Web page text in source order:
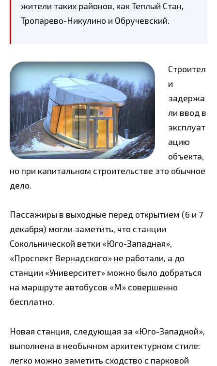
жители таких районов, как Теплый Стан,
Тропарево-Никулино и Обручевский.
Строител
и
задержа
ли ввод в
эксплуат
ацию
объекта,
но при капитальном строительстве это обычное
дело.
Пассажиры в выходные перед открытием (6 и 7
декабря) могли заметить, что станции
Сокольнической ветки «Юго-Западная»,
«Проспект Вернадского» не работали, а до
станции «Университет» можно было добраться
на маршруте автобусов «М» совершенно
бесплатно.
Новая станция, следующая за «Юго-Западной»,
выполнена в необычном архитектурном стиле:
легко можно заметить сходство с парковой